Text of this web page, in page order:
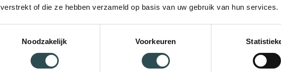
verstrekt of die ze hebben verzameld op basis van uw gebruik van hun services.
Noodzakelijk
Voorkeuren